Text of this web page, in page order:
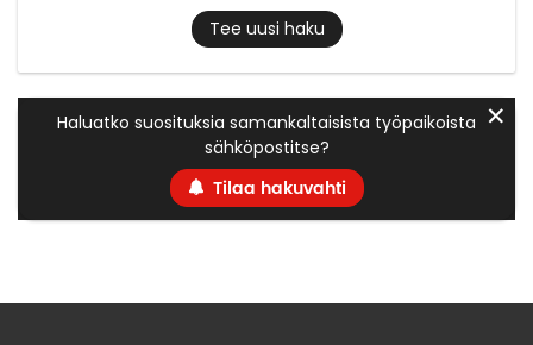
Tee uusi haku
Haluatko suosituksia samankaltaisista työpaikoista
sähköpostitse?
Tilaa hakuvahti
✕